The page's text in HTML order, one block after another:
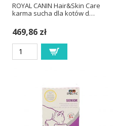
ROYAL CANIN Hair&Skin Care
karma sucha dla kotów d…
469,86 zł